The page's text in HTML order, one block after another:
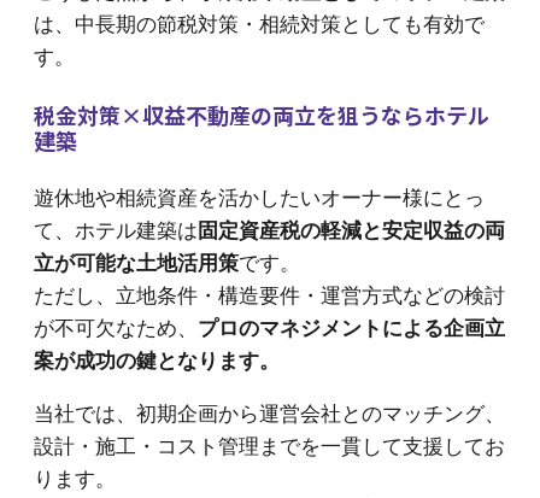
は、中長期の節税対策・相続対策としても有効で
す。
税金対策×収益不動産の両立を狙うならホテル
建築
遊休地や相続資産を活かしたいオーナー様にとっ
て、ホテル建築は 固定資産税の軽減と安定収益の両
立が可能な土地活用策です。
ただし、立地条件・構造要件・運営方式などの検討
が不可欠なため、 プロのマネジメントによる企画立
案が成功の鍵となります。
当社では、初期企画から運営会社とのマッチング、
設計・施工・コスト管理までを一貫して支援してお
ります。